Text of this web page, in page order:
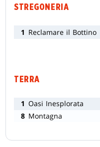
STREGONERIA
1 Reclamare il Bottino
TERRA
1 Oasi Inesplorata
8 Montagna